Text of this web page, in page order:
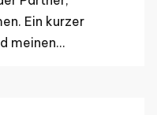
Ein kurzer
meinen…